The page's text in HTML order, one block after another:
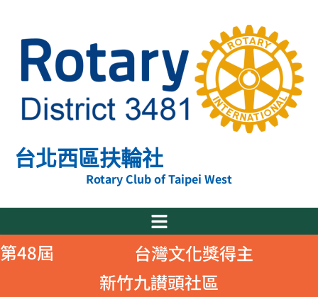
台北西區扶輪社
Rotary Club of Taipei West
第48屆
台灣文化獎得主
新竹九讃頭社區